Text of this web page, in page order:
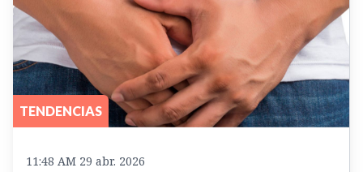
TENDENCIAS
11:48 AM 29 abr. 2026